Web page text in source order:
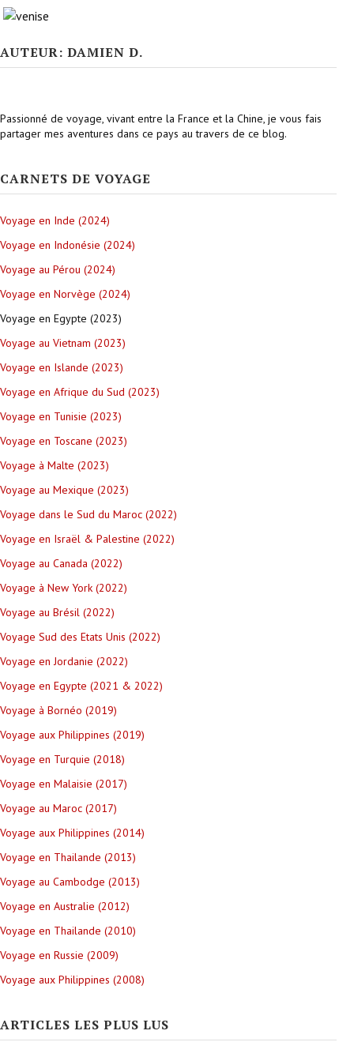
AUTEUR: DAMIEN D.
Passionné de voyage, vivant entre la France et la Chine, je vous fais
partager mes aventures dans ce pays au travers de ce blog.
CARNETS DE VOYAGE
Voyage en Inde (2024)
Voyage en Indonésie (2024)
Voyage au Pérou (2024)
Voyage en Norvège (2024)
Voyage en Egypte (2023)
Voyage au Vietnam (2023)
Voyage en Islande (2023)
Voyage en Afrique du Sud (2023)
Voyage en Tunisie (2023)
Voyage en Toscane (2023)
Voyage à Malte (2023)
Voyage au Mexique (2023)
Voyage dans le Sud du Maroc (2022)
Voyage en Israël & Palestine (2022)
Voyage au Canada (2022)
Voyage à New York (2022)
Voyage au Brésil (2022)
Voyage Sud des Etats Unis (2022)
Voyage en Jordanie (2022)
Voyage en Egypte (2021 & 2022)
Voyage à Bornéo (2019)
Voyage aux Philippines (2019)
Voyage en Turquie (2018)
Voyage en Malaisie (2017)
Voyage au Maroc (2017)
Voyage aux Philippines (2014)
Voyage en Thailande (2013)
Voyage au Cambodge (2013)
Voyage en Australie (2012)
Voyage en Thailande (2010)
Voyage en Russie (2009)
Voyage aux Philippines (2008)
ARTICLES LES PLUS LUS